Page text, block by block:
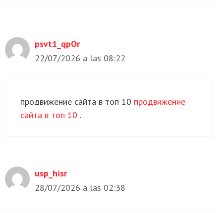
psvt1_qpOr
22/07/2026 a las 08:22
продвижение сайта в топ 10 продвижение
сайта в топ 10 .
usp_hisr
28/07/2026 a las 02:38